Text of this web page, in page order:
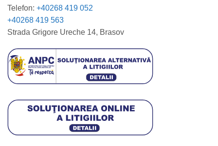
Telefon: +40268 419 052
+40268 419 563
Strada Grigore Ureche 14, Brasov